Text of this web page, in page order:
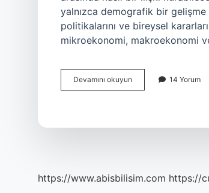
yalnızca demografik bir gelişme
politikalarını ve bireysel
mikroekonomi, makroekonomi
Devamını okuyun Rusya’da
ne
14 Yorum
https://www.abisbilisim.com https://